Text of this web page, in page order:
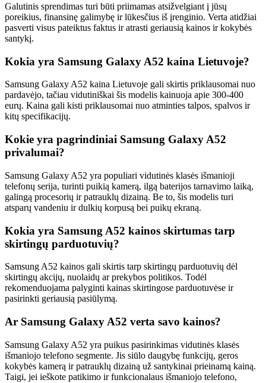
Galutinis sprendimas turi būti priimamas atsižvelgiant į jūsų
poreikius, finansinę galimybę ir lūkesčius iš įrenginio. Verta atidžiai
pasverti visus pateiktus faktus ir atrasti geriausią kainos ir kokybės
santykį.
Kokia yra Samsung Galaxy A52 kaina Lietuvoje?
Samsung Galaxy A52 kaina Lietuvoje gali skirtis priklausomai nuo
pardavėjo, tačiau vidutiniškai šis modelis kainuoja apie 300-400
eurų. Kaina gali kisti priklausomai nuo atminties talpos, spalvos ir
kitų specifikacijų.
Kokie yra pagrindiniai Samsung Galaxy A52
privalumai?
Samsung Galaxy A52 yra populiari vidutinės klasės išmanioji
telefonų serija, turinti puikią kamerą, ilgą baterijos tarnavimo laiką,
galingą procesorių ir patrauklų dizainą. Be to, šis modelis turi
atsparų vandeniu ir dulkių korpusą bei puikų ekraną.
Kokia yra Samsung A52 kainos skirtumas tarp
skirtingų parduotuvių?
Samsung A52 kainos gali skirtis tarp skirtingų parduotuvių dėl
skirtingų akcijų, nuolaidų ar prekybos politikos. Todėl
rekomenduojama palyginti kainas skirtingose parduotuvėse ir
pasirinkti geriausią pasiūlymą.
Ar Samsung Galaxy A52 verta savo kainos?
Samsung Galaxy A52 yra puikus pasirinkimas vidutinės klasės
išmaniojo telefono segmente. Jis siūlo daugybę funkcijų, geros
kokybės kamerą ir patrauklų dizainą už santykinai prieinamą kainą.
Taigi, jei ieškote patikimo ir funkcionalaus išmaniojo telefono,